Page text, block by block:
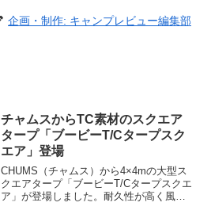
企画・制作: キャンプレビュー編集部
チャムスからTC素材のスクエア
タープ「ブービーT/Cタープスク
エア」登場
CHUMS（チャムス）から4×4mの大型ス
クエアタープ「ブービーT/Cタープスクエ
ア」が登場しました。耐久性が高く風合